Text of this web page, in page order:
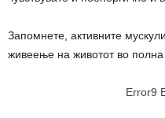
Запомнете, активните
живеење на животот во
Error9